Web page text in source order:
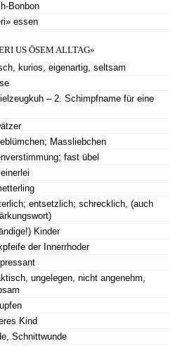
Bonbon
essen
US ÖSEM ALLTAG»
kurios, eigenartig, seltsam
– 2. Schimpfname für eine
Massliebchen
fast übel
entsetzlich; schrecklich, (auch
Kinder
der Innerrhoder
ungelegen, nicht angenehm,
Kind
Schnittwunde